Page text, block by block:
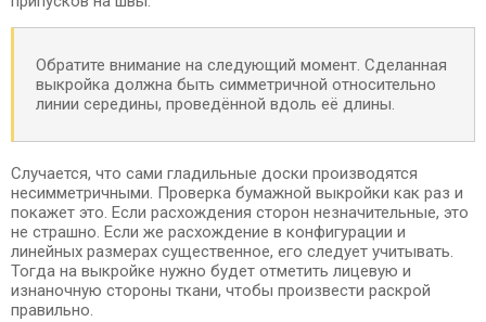
Обратите внимание на следующий момент. Сделанная
выкройка должна быть симметричной относительно
линии середины, проведённой вдоль её длины.
Случается, что сами гладильные доски производятся
несимметричными. Проверка бумажной выкройки как раз и
покажет это. Если расхождения сторон незначительные, это
не страшно. Если же расхождение в конфигурации и
линейных размерах существенное, его следует учитывать.
Тогда на выкройке нужно будет отметить лицевую и
изнаночную стороны ткани, чтобы произвести раскрой
правильно.